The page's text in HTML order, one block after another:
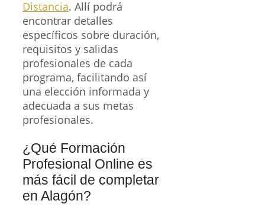
Distancia. Allí podrá
encontrar detalles
específicos sobre duración,
requisitos y salidas
profesionales de cada
programa, facilitando así
una elección informada y
adecuada a sus metas
profesionales.
¿Qué Formación
Profesional Online es
más fácil de completar
en Alagón?